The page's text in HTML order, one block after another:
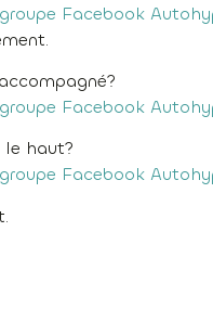
Facebook
Facebook
le haut?
Facebook